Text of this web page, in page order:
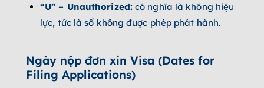
“U” – Unauthorized:có nghĩa là không hiệu
lực, tức là số không được phép phát hành.
Ngày nộp đơn xin Visa (Dates f­or
Filing Applications)